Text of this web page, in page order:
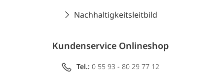
Nachhaltigkeitsleitbild
Kundenservice Onlineshop
Tel.: 0 55 93 - 80 29 77 12